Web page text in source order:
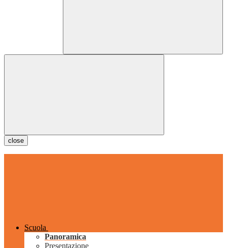
close
Scuola
Panoramica
Presentazione